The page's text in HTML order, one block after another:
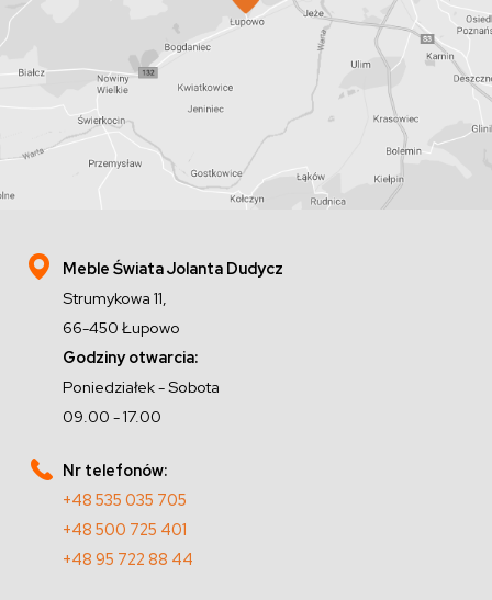
Meble Świata Jolanta Dudycz
Strumykowa 11,
66-450 Łupowo
Godziny otwarcia:
Poniedziałek - Sobota
09.00 - 17.00
Nr telefonów:
+48 535 035 705
+48 500 725 401
+48 95 722 88 44